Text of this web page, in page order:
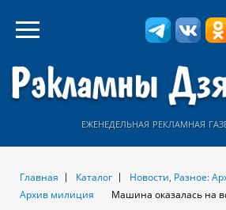
еженедельная рекламная
Главная Каталог Новости, Разное:
Архив милиция
Машина оказалась на